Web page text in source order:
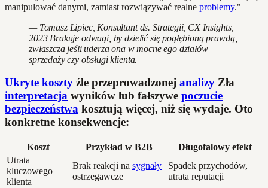
manipulować danymi, zamiast rozwiązywać realne problemy."
— Tomasz Lipiec, Konsultant ds. Strategii, CX Insights,
2023 Brakuje odwagi, by dzielić się pogłębioną prawdą,
zwłaszcza jeśli uderza ona w mocne ego działów
sprzedaży czy obsługi klienta.
Ukryte koszty źle przeprowadzonej analizy Zła
interpretacja wyników lub fałszywe poczucie
bezpieczeństwa kosztują więcej, niż się wydaje. Oto
konkretne konsekwencje:
Koszt Przykład w B2B
Długofalowy efekt
Utrata
kluczowego
klienta
Brak reakcji na sygnały
ostrzegawcze
Spadek przychodów,
utrata reputacji